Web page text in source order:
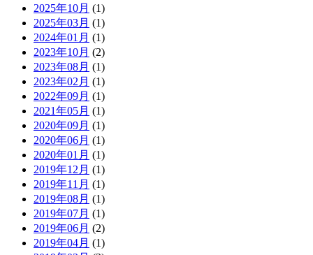
2025年10月 (1)
2025年03月 (1)
2024年01月 (1)
2023年10月 (2)
2023年08月 (1)
2023年02月 (1)
2022年09月 (1)
2021年05月 (1)
2020年09月 (1)
2020年06月 (1)
2020年01月 (1)
2019年12月 (1)
2019年11月 (1)
2019年08月 (1)
2019年07月 (1)
2019年06月 (2)
2019年04月 (1)